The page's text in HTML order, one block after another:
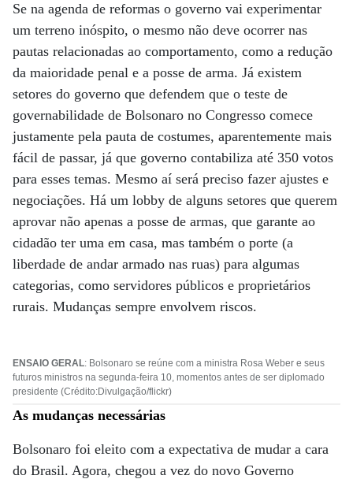
Se na agenda de reformas o governo vai experimentar
um terreno inóspito, o mesmo não deve ocorrer nas
pautas relacionadas ao comportamento, como a redução
da maioridade penal e a posse de arma. Já existem
setores do governo que defendem que o teste de
governabilidade de Bolsonaro no Congresso comece
justamente pela pauta de costumes, aparentemente mais
fácil de passar, já que governo contabiliza até 350 votos
para esses temas. Mesmo aí será preciso fazer ajustes e
negociações. Há um lobby de alguns setores que querem
aprovar não apenas a posse de armas, que garante ao
cidadão ter uma em casa, mas também o porte (a
liberdade de andar armado nas ruas) para algumas
categorias, como servidores públicos e proprietários
rurais. Mudanças sempre envolvem riscos.
ENSAIO GERAL: Bolsonaro se reúne com a ministra Rosa Weber e seus
futuros ministros na segunda-feira 10, momentos antes de ser diplomado
presidente (Crédito:Divulgação/flickr)
As mudanças necessárias
Bolsonaro foi eleito com a expectativa de mudar a cara
do Brasil. Agora, chegou a vez do novo Governo